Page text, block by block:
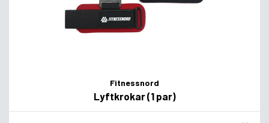
Fitnessnord
Lyftkrokar (1 par)